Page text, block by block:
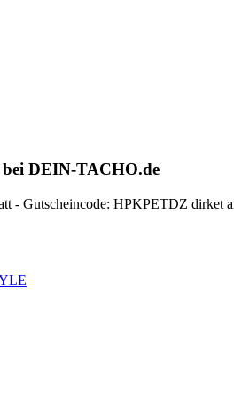
DEIN-TACHO.de
- Gutscheincode: HPKPETDZ dirket